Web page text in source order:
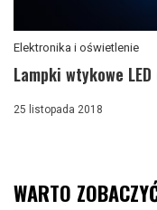
Elektronika i oświetlenie
Lampki wtykowe
25 listopada 2018
WARTO